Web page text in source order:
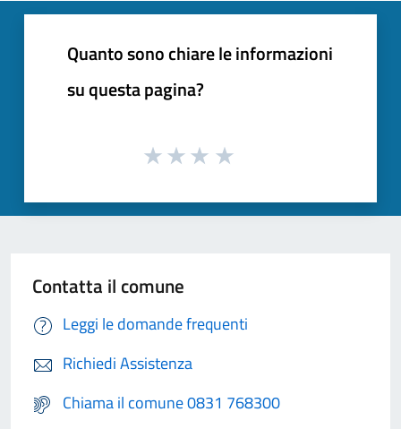
Quanto sono chiare le informazioni
su questa pagina?
Contatta il comune
Leggi le domande frequenti
Richiedi Assistenza
Chiama il comune 0831 768300